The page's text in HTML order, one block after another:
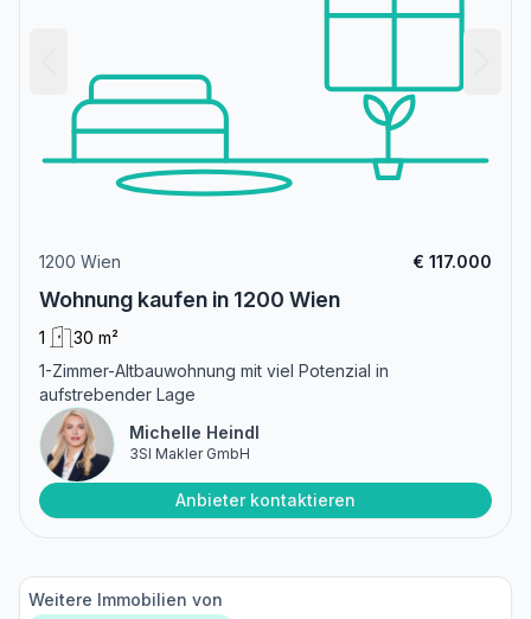
1200 Wien € 117.000
Wohnung kaufen in 1200 Wien
1
30 m²
1-Zimmer-Altbauwohnung mit viel Potenzial in
aufstrebender Lage
Michelle Heindl
3SI Makler GmbH
Anbieter kontaktieren
Weitere Immobilien von